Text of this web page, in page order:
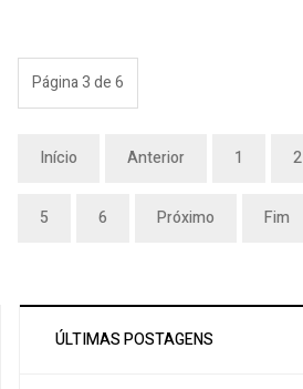
Página 3 de 6
Início Anterior 1 2
5 6 Próximo Fim
ÚLTIMAS POSTAGENS